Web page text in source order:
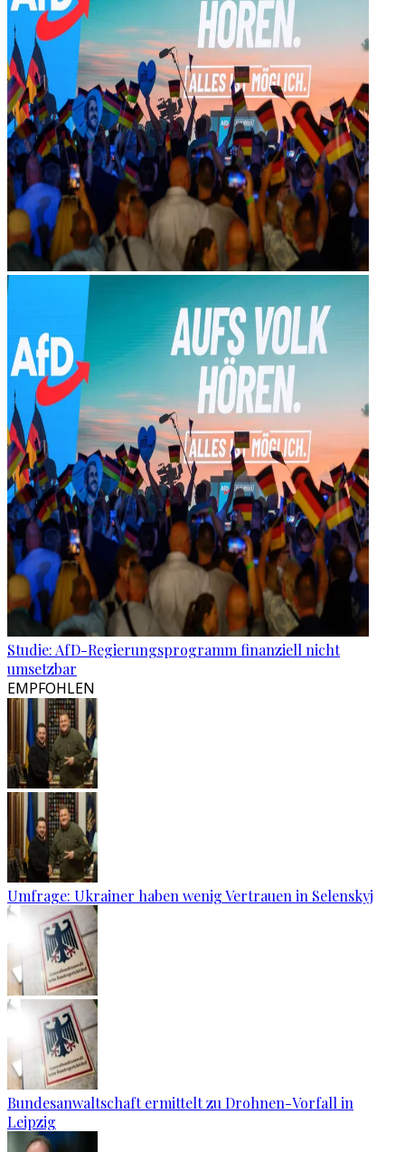
Studie: AfD-Regierungsprogramm finanziell nicht
umsetzbar
EMPFOHLEN
Umfrage: Ukrainer haben wenig Vertrauen in Selenskyj
Bundesanwaltschaft ermittelt zu Drohnen-Vorfall in
Leipzig